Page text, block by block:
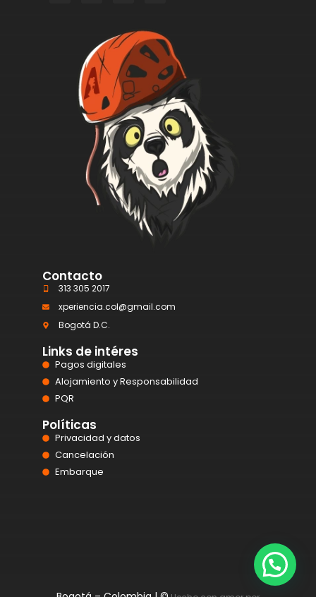
Contacto
313 305 2017
xperiencia.col@gmail.com
Bogotá D.C.
Links de intéres
Pagos digitales
Alojamiento y Responsabilidad
PQR
Políticas
Privacidad y datos
Cancelación
Embarque